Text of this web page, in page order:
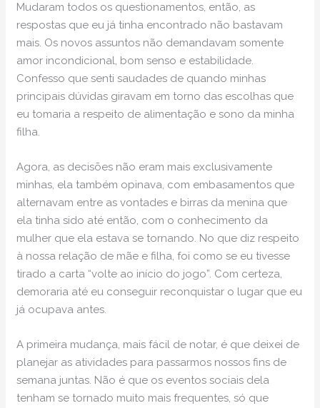
Mudaram todos os questionamentos, então, as
respostas que eu já tinha encontrado não bastavam
mais. Os novos assuntos não demandavam somente
amor incondicional, bom senso e estabilidade.
Confesso que senti saudades de quando minhas
principais dúvidas giravam em torno das escolhas que
eu tomaria a respeito de alimentação e sono da minha
filha.
Agora, as decisões não eram mais exclusivamente
minhas, ela também opinava, com embasamentos que
alternavam entre as vontades e birras da menina que
ela tinha sido até então, com o conhecimento da
mulher que ela estava se tornando. No que diz respeito
à nossa relação de mãe e filha, foi como se eu tivesse
tirado a carta “volte ao início do jogo”. Com certeza,
demoraria até eu conseguir reconquistar o lugar que eu
já ocupava antes.
A primeira mudança, mais fácil de notar, é que deixei de
planejar as atividades para passarmos nossos fins de
semana juntas. Não é que os eventos sociais dela
tenham se tornado muito mais frequentes, só que